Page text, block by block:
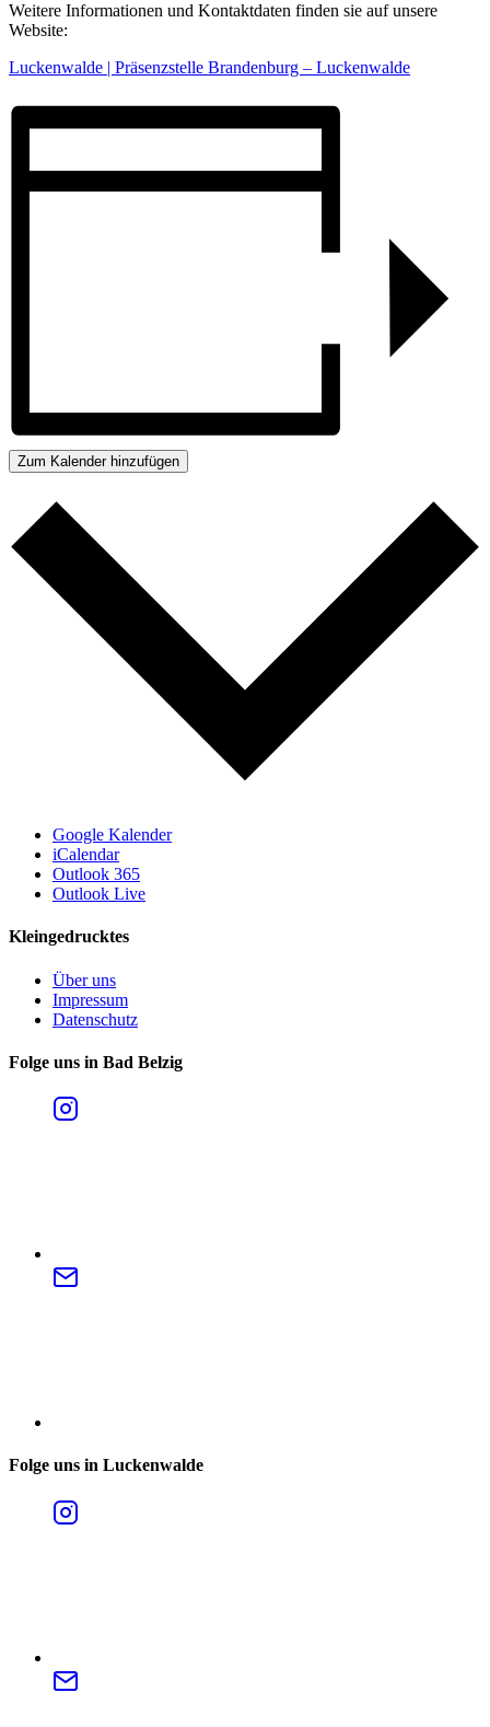
Weitere Informationen und Kontaktdaten finden sie auf unsere
Website:
Luckenwalde | Präsenzstelle Brandenburg – Luckenwalde
Zum Kalender hinzufügen
Google Kalender
iCalendar
Outlook 365
Outlook Live
Kleingedrucktes
Über uns
Impressum
Datenschutz
Folge uns in Bad Belzig
Folge uns in Luckenwalde